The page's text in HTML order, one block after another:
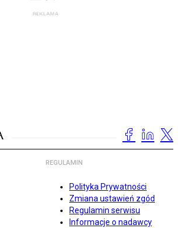
REGULAMIN
Polityka Prywatności
Zmiana ustawień zgód
Regulamin serwisu
Informacje o nadawcy